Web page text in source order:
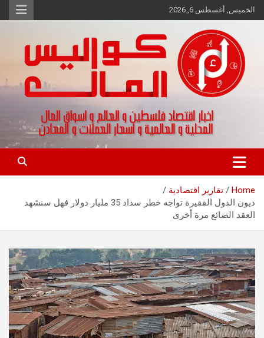
Skip
to
الخميس, أغسطس 6, 2026
كواليس المال
اخبار اقتصاد فلسطين و العالم و تقارير اسواق المال و العملات
Home
تقارير اقتصادية
ديون الدول الفقيرة تواجه خطر سداد 35 مليار دولار فهل سنشهد
العقد الضائع مرة أخرى